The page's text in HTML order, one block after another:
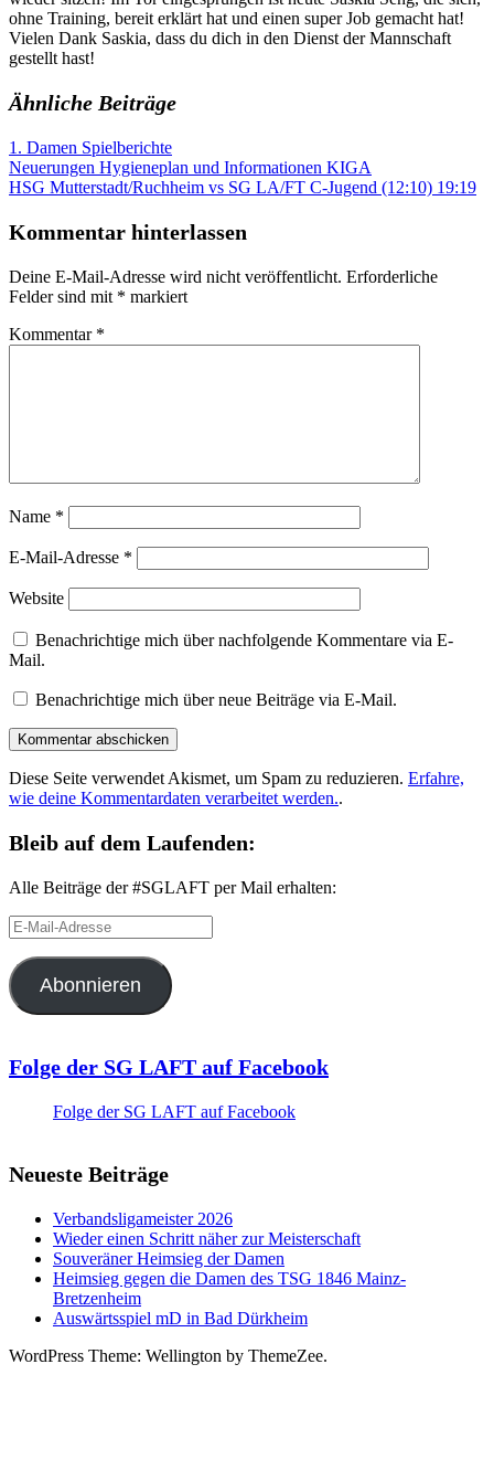
ohne Training, bereit erklärt hat und einen super Job gemacht hat!
Vielen Dank Saskia, dass du dich in den Dienst der Mannschaft
gestellt hast!
Ähnliche Beiträge
1. Damen Spielberichte
Beitragsnavigation
Vorheriger
Beitrag:
Neuerungen Hygieneplan und Informationen KIGA
Nächster
HSG Mutterstadt/Ruchheim vs SG LA/FT C-Jugend (12:10) 19:19
Kommentar hinterlassen
Deine E-Mail-Adresse wird nicht veröffentlicht. Erforderliche
Felder sind mit * markiert
Kommentar *
Name *
E-Mail-Adresse *
Website
Benachrichtige mich über nachfolgende Kommentare via E-
Mail.
Benachrichtige mich über neue Beiträge via E-Mail.
Diese Seite verwendet Akismet, um Spam zu reduzieren. Erfahre,
wie deine Kommentardaten verarbeitet werden..
Bleib auf dem Laufenden:
Alle Beiträge der #SGLAFT per Mail erhalten:
E-
Mail-
Adresse
Abonnieren
Folge der SG LAFT auf Facebook
Folge der SG LAFT auf Facebook
Neueste Beiträge
Verbandsligameister 2026
Wieder einen Schritt näher zur Meisterschaft
Souveräner Heimsieg der Damen
Heimsieg gegen die Damen des TSG 1846 Mainz-
Bretzenheim
Auswärtsspiel mD in Bad Dürkheim
WordPress Theme: Wellington by ThemeZee.